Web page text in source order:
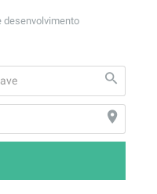
desenvolvimento